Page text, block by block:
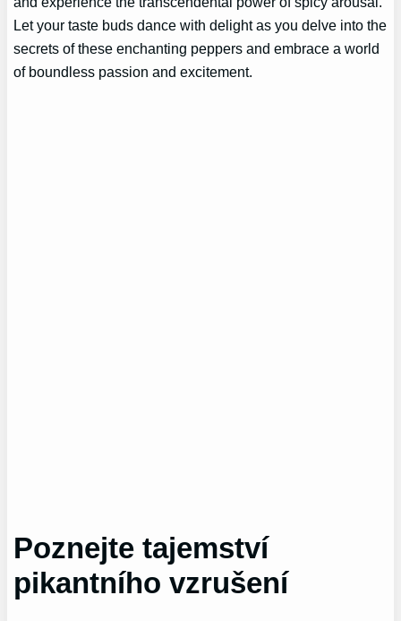
Let your taste buds dance with delight as you delve into the
secrets of these enchanting peppers and embrace a world
of boundless passion and excitement.
Poznejte tajemství
pikantního vzrušení